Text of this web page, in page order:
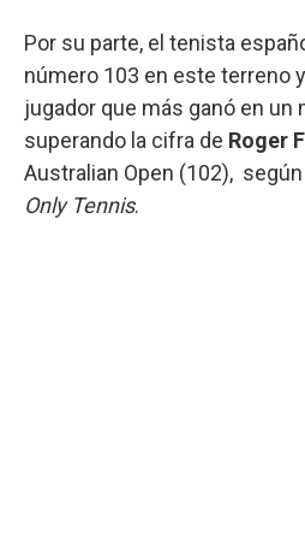
Por su parte, el tenista
número 103 en este terreno
jugador que más ganó en un
superando la cifra de Roger
Australian Open (102),
Only Tennis.